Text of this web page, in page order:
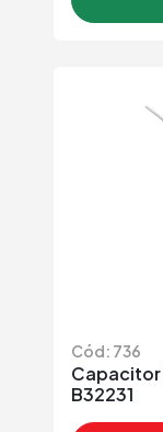
Cód: 736
Capacitor
B32231